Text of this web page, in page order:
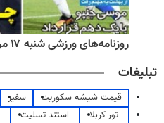
روزنامه‌های ورزشی شنبه ۱۷ مرداد ۱۴۰۵
تبلیغات
قیمت شیشه سکوریت سفیر
تور کربلا
استند تسلیت